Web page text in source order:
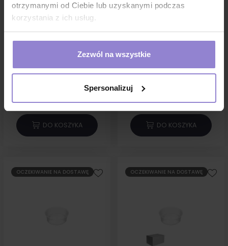
otrzymanymi od Ciebie lub uzyskanymi podczas
korzystania z ich usług.
Zezwól na wszystkie
Spersonalizuj
500ml Matoset Instrument
1 sztuka:7.66 zł brutto
DO KOSZYKA
250ml Matoset Instrument
w tym 8%VAT
1 sztuka:6.57 zł brutto
DO KOSZYKA
OCZEKIWANIE NA DOSTAWĘ OCZEKIWANIE NA DOSTAWĘ